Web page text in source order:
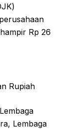
Rp 26
Rupiah
Lembaga